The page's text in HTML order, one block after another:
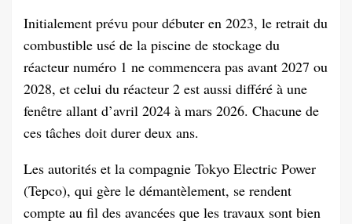
Initialement prévu pour débuter en 2023, le retrait du
combustible usé de la piscine de stockage du
réacteur numéro 1 ne commencera pas avant 2027 ou
2028, et celui du réacteur 2 est aussi différé à une
fenêtre allant d’avril 2024 à mars 2026. Chacune de
ces tâches doit durer deux ans.
Les autorités et la compagnie Tokyo Electric Power
(Tepco), qui gère le démantèlement, se rendent
compte au fil des avancées que les travaux sont bien